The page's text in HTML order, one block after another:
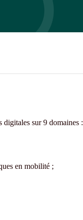
digitales sur 9 domaines :
en mobilité ;